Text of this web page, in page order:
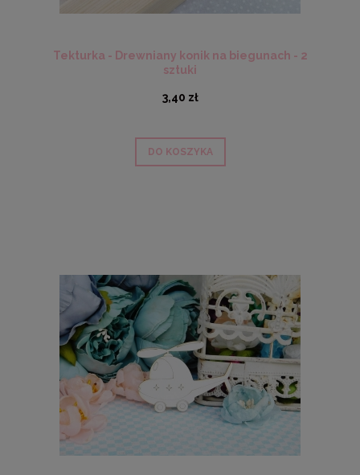
Tekturka - Drewniany konik na biegunach - 2
sztuki
3,40 zł
DO KOSZYKA